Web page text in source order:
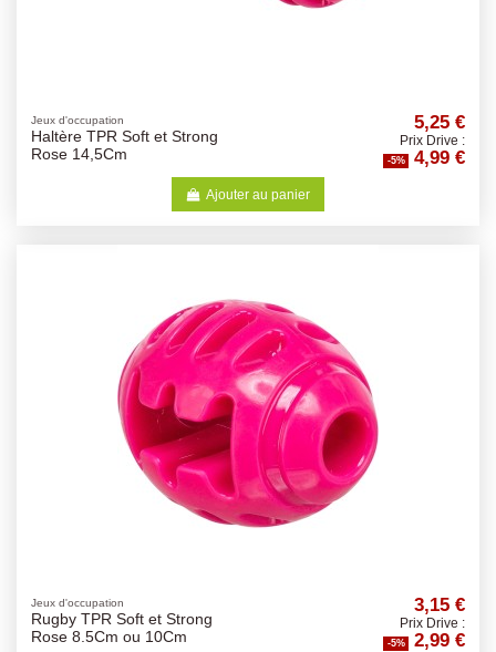
Jeux d'occupation
Haltère TPR Soft et Strong
Rose 14,5Cm
5,25 €
Prix Drive :
-5% 4,99 €
Ajouter au panier
Jeux d'occupation
Rugby TPR Soft et Strong
Rose 8.5Cm ou 10Cm
3,15 €
Prix Drive :
-5% 2,99 €